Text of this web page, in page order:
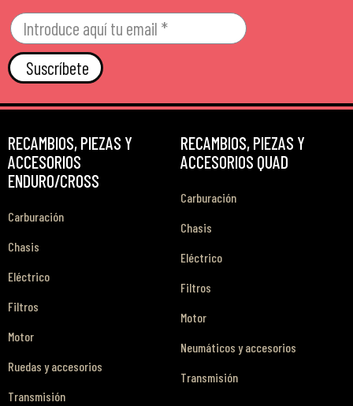
Suscríbete
RECAMBIOS, PIEZAS Y
ACCESORIOS
ENDURO/CROSS
Carburación
Chasis
Eléctrico
Filtros
Motor
Ruedas y accesorios
Transmisión
RECAMBIOS, PIEZAS Y
ACCESORIOS QUAD
Carburación
Chasis
Eléctrico
Filtros
Motor
Neumáticos y accesorios
Transmisión